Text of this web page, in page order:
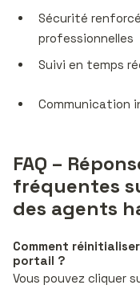
Sécurité
professionnelles
Suivi en temps
Communication
FAQ –
fréquentes
des agents
Comment
portail ?
Vous pouvez cliquer